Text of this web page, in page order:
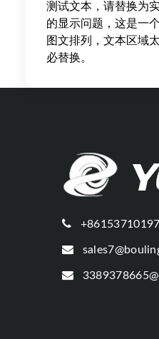
测试文本，请替换为
的显示问题，这是一
图文排列，文本区域
必替换。